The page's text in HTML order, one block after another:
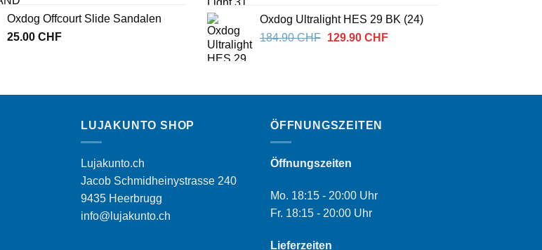
Oxdog Offcourt Slide Sandalen
25.00 CHF
109.90 CHF
Oxdog Ultralight HES 29 BK (24)
184.90CHF Ursprünglicher
129.90 CHFAktueller
LUJAKUNTO SHOP
Lujakunto.ch
Jacob Schmidheinystrasse 240
9435 Heerbrugg
info@lujakunto.ch
ÖFFNUNGSZEITEN
Öffnungszeiten
Mo. 18:15 - 20:00 Uhr
Fr. 18:15 - 20:00 Uhr
Lieferzeiten